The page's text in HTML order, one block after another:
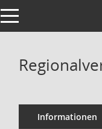
Toggle navigation
Informationen